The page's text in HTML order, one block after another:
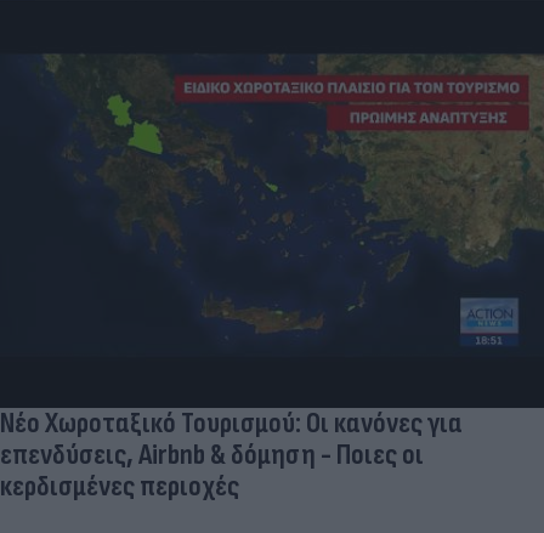
Νέο Χωροταξικό Τουρισμού: Οι κανόνες για
επενδύσεις, Airbnb & δόμηση - Ποιες οι
κερδισμένες περιοχές